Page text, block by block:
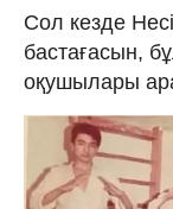
Сол кезде
бастағасын,
оқушылары